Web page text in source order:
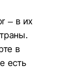
– в их
в
есть